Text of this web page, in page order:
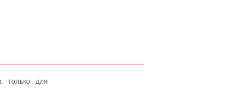
только для